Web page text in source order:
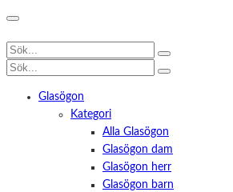
Glasögon
Kategori
Alla Glasögon
Glasögon dam
Glasögon herr
Glasögon barn